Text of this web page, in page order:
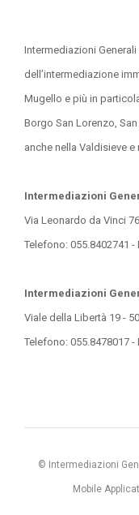
Intermediazioni
dell’intermediazione
Mugello e più in
Borgo San Lorenzo,
anche nella Valdisieve
Intermediazioni
Via Leonardo da Vinci
Telefono: 055.8402741 -
Intermediazioni
Viale della Libertà 19 -
Telefono: 055.8478017 -
© Intermediazioni
Mobile